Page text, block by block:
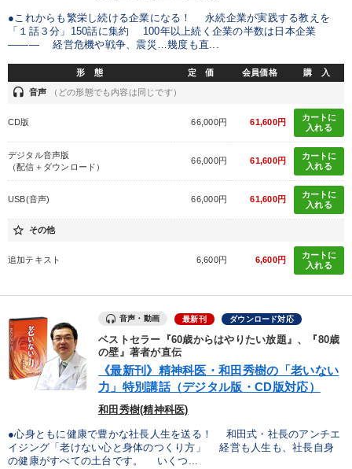
テーマ
【最新刊】精神科医・和田秀樹の「老いない力」＋健康な社長と
会社をつくる厳選講話
歴史・古典に学ぶ実務講話
2026年春季全国経営者セミナー収録講演ＣＤ・講演ＤＶＤ・デジ
業種
製造業 卸売・小売・飲食業 建設・不動産業
IT・サービス・金融業 コンサルタント 専門家
成功哲学 投資 企業成長 資産運用
●これからも繁栄し続ける企業になる！ 永続企業が実践する教えを
「１話３分」150話に集約 100年以上続く企業の半数は日本企業
――― 経営危機や戦争、震災…幾度も直...
形 態 定 価 会員価格 購 入
headset 音声 （どの形態でも内容は同じです）
CD版 66,000円 61,600円
カートに
入れる
デジタル音声版
（配信＋ダウンロード）
66,000円 61,600円
カートに
入れる
USB(音声) 66,000円 61,600円
カートに
入れる
star_border その他
追加テキスト 6,600円 6,600円
カートに
入れる
音声・動画 最新刊 ダウンロード対応
ベストセラー『60歳からはやりたい放題』、『80歳
の壁』著者が直伝
《最新刊》精神科医・和田秀樹の「老いない
力」特別講話（デジタル版・CD版対応）
和田秀樹(精神科医)
●心身ともに健康で豊かな社長人生を送る！ 和田式・社長のアンチエ
イジング「老けない心と身体のつくり方」 経営も人生も、社長自身
の健康がすべての土台です。 いくつ...